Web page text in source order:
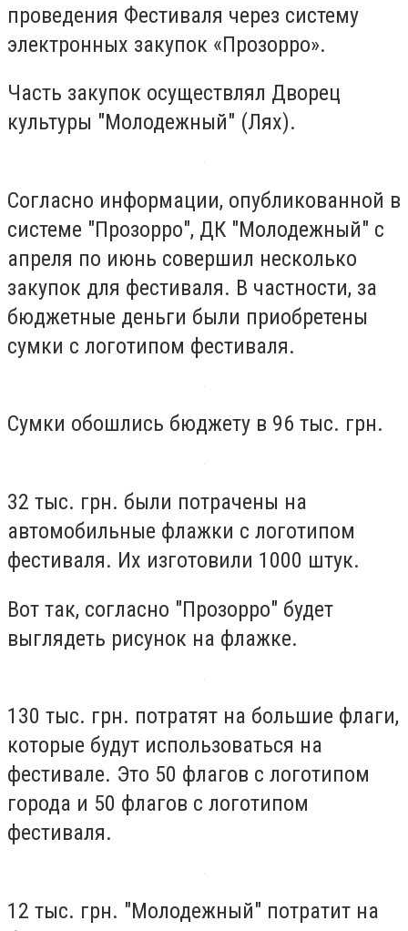
проведения Фестиваля через систему
электронных закупок «Прозорро».
Часть закупок осуществлял Дворец
культуры "Молодежный" (Лях).
Согласно информации, опубликованной в
системе "Прозорро", ДК "Молодежный" с
апреля по июнь совершил несколько
закупок для фестиваля. В частности, за
бюджетные деньги были приобретены
сумки с логотипом фестиваля.
Сумки обошлись бюджету в 96 тыс. грн.
32 тыс. грн. были потрачены на
автомобильные флажки с логотипом
фестиваля. Их изготовили 1000 штук.
Вот так, согласно "Прозорро" будет
выглядеть рисунок на флажке.
130 тыс. грн. потратят на большие флаги,
которые будут использоваться на
фестивале. Это 50 флагов с логотипом
города и 50 флагов с логотипом
фестиваля.
12 тыс. грн. "Молодежный" потратит на